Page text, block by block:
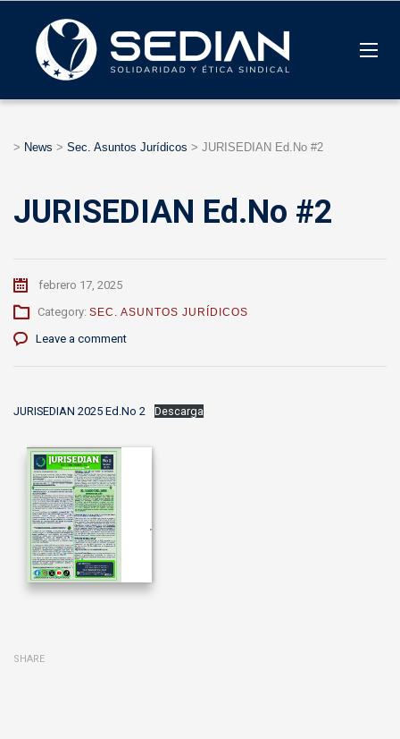
> News > Sec. Asuntos Jurídicos > JURISEDIAN Ed.No #2
JURISEDIAN Ed.No #2
febrero 17, 2025
Category: SEC. ASUNTOS JURÍDICOS
Leave a comment
JURISEDIAN 2025 Ed.No 2 Descarga
SHARE